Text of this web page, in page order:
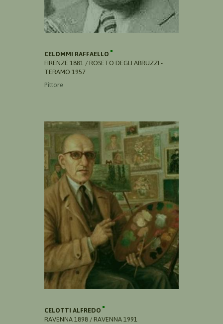
CELOMMI RAFFAELLO
FIRENZE 1881 / ROSETO DEGLI ABRUZZI -
TERAMO 1957
Pittore
CELOTTI ALFREDO
RAVENNA 1898 / RAVENNA 1991